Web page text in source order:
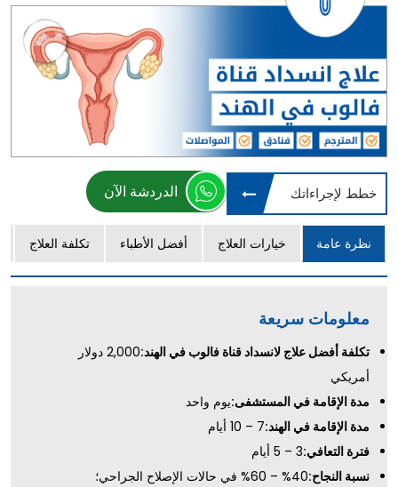
خطط لإجراءاتك الدردشة الآن
نظرة عامة خيارات العلاج أفضل الأطباء تكلفة العلاج
معلومات سريعة
تكلفة أفضل علاج لانسداد قناة فالوب في الهند:
2,000 دولار
أمريكي
مدة الإقامة في المستشفى:يوم واحد
مدة الإقامة في الهند:7 – 10 أيام
فترة التعافي:3 – 5 أيام
نسبة النجاح:
40% – 60% في حالات الإصلاح الجراحي؛